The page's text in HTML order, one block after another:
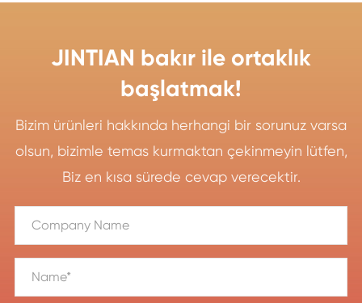
JINTIAN bakır ile ortaklık
başlatmak!
Bizim ürünleri hakkında herhangi bir sorunuz varsa
olsun, bizimle temas kurmaktan çekinmeyin lütfen,
Biz en kısa sürede cevap verecektir.